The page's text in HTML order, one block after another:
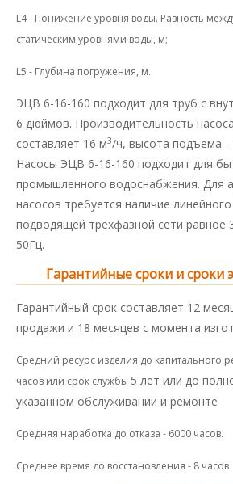
L4 - Понижение уровня воды. Разность
статическим уровнями воды, м;
L5 - Глубина погружения, м.
ЭЦВ 6-16-160 подходит для труб с
6 дюймов. Производительность
составляет 16 м3/ч, высота подъема
Насосы ЭЦВ 6-16-160 подходит для
промышленного водоснабжения. Для
насосов требуется наличие
подводящей трехфазной сети равное
50Гц.
Гарантийные сроки и сроки
Гарантийный срок составляет 12
продажи и 18 месяцев с момента
Средний ресурс изделия до капитального
часов или срок службы 5 лет или до
указанном обслуживании и ремонте
Средняя наработка до отказа - 6000 часов.
Среднее время до восстановления - 8 часов